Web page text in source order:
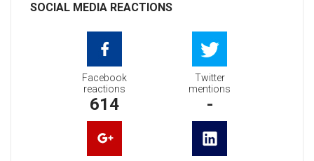
SOCIAL MEDIA REACTIONS
Facebook
reactions
614
Twitter
mentions
-